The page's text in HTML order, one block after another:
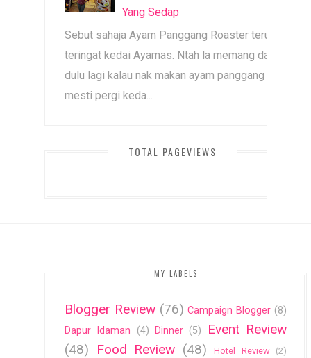
Yang Sedap
Sebut sahaja Ayam Panggang Roaster terus
teringat kedai Ayamas. Ntah la memang dari
dulu lagi kalau nak makan ayam panggang
mesti pergi keda...
TOTAL PAGEVIEWS
MY LABELS
Blogger Review (76) Campaign Blogger (8)
Dapur Idaman
(4) Dinner (5)
Event Review
(48)
Food Review (48) Hotel Review (2)